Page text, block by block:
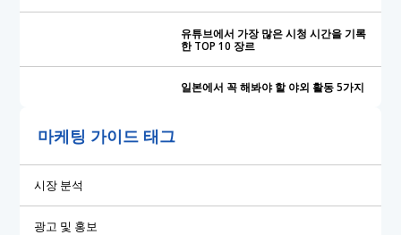
유튜브에서 가장 많은 시청 시간을 기록
한 TOP 10 장르
일본에서 꼭 해봐야 할 야외 활동 5가지
마케팅 가이드 태그
시장 분석
광고 및 홍보